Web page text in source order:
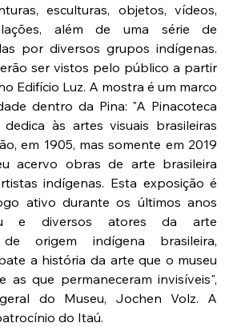
esculturas, objetos, vídeos,
além de uma série de
por diversos grupos indígenas.
ser vistos pelo público a partir
Edifício Luz. A mostra é um marco
dentro da Pina: "A Pinacoteca
às artes visuais brasileiras
em 1905, mas somente em 2019
acervo obras de arte brasileira
indígenas. Esta exposição é
ativo durante os últimos anos
e diversos atores da arte
de origem indígena brasileira,
a história da arte que o museu
as que permaneceram invisíveis",
do Museu, Jochen Volz. A
do Itaú.